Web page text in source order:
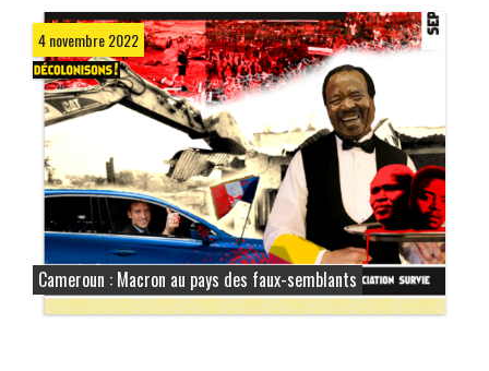
4 novembre 2022
Cameroun : Macron au pays des faux-semblants